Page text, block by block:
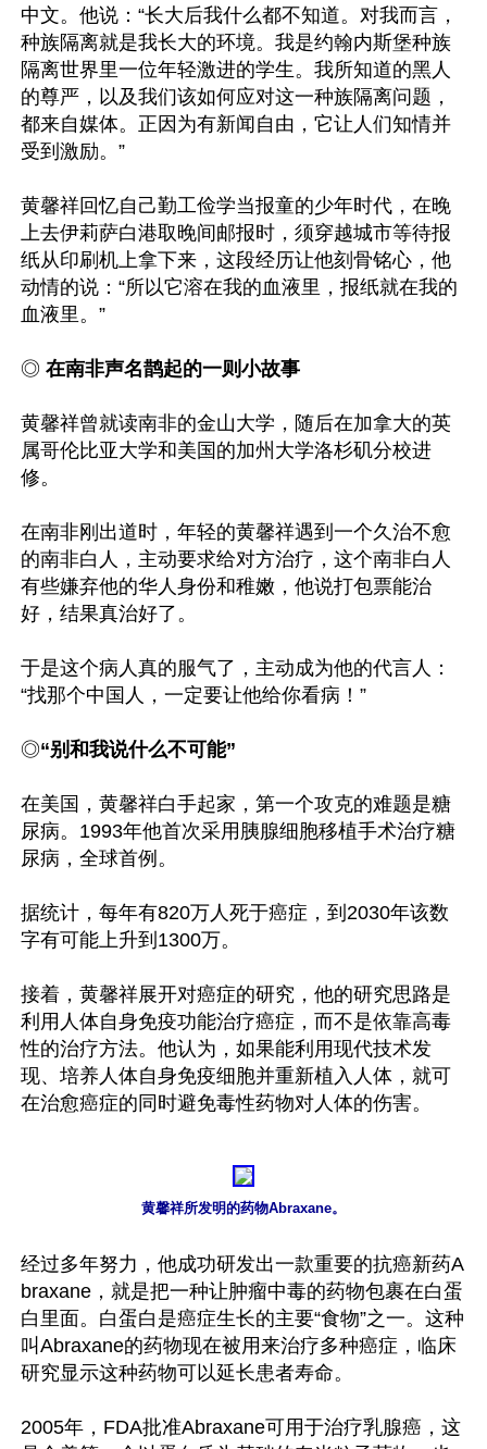
中文。他说：“长大后我什么都不知道。对我而言，
种族隔离就是我长大的环境。我是约翰内斯堡种族
隔离世界里一位年轻激进的学生。我所知道的黑人
的尊严，以及我们该如何应对这一种族隔离问题，
都来自媒体。正因为有新闻自由，它让人们知情并
受到激励。”
黄馨祥回忆自己勤工俭学当报童的少年时代，在晚
上去伊莉萨白港取晚间邮报时，须穿越城市等待报
纸从印刷机上拿下来，这段经历让他刻骨铭心，他
动情的说：“所以它溶在我的血液里，报纸就在我的
血液里。”
◎ 在南非声名鹊起的一则小故事
黄馨祥曾就读南非的金山大学，随后在加拿大的英
属哥伦比亚大学和美国的加州大学洛杉矶分校进
修。
在南非刚出道时，年轻的黄馨祥遇到一个久治不愈
的南非白人，主动要求给对方治疗，这个南非白人
有些嫌弃他的华人身份和稚嫩，他说打包票能治
好，结果真治好了。
于是这个病人真的服气了，主动成为他的代言人：
“找那个中国人，一定要让他给你看病！”
◎“别和我说什么不可能”
在美国，黄馨祥白手起家，第一个攻克的难题是糖
尿病。1993年他首次采用胰腺细胞移植手术治疗糖
尿病，全球首例。
据统计，每年有820万人死于癌症，到2030年该数
字有可能上升到1300万。
接着，黄馨祥展开对癌症的研究，他的研究思路是
利用人体自身免疫功能治疗癌症，而不是依靠高毒
性的治疗方法。他认为，如果能利用现代技术发
现、培养人体自身免疫细胞并重新植入人体，就可
在治愈癌症的同时避免毒性药物对人体的伤害。
黄馨祥所发明的药物Abraxane。
经过多年努力，他成功研发出一款重要的抗癌新药A
braxane，就是把一种让肿瘤中毒的药物包裹在白蛋
白里面。白蛋白是癌症生长的主要“食物”之一。这种
叫Abraxane的药物现在被用来治疗多种癌症，临床
研究显示这种药物可以延长患者寿命。
2005年，FDA批准Abraxane可用于治疗乳腺癌，这